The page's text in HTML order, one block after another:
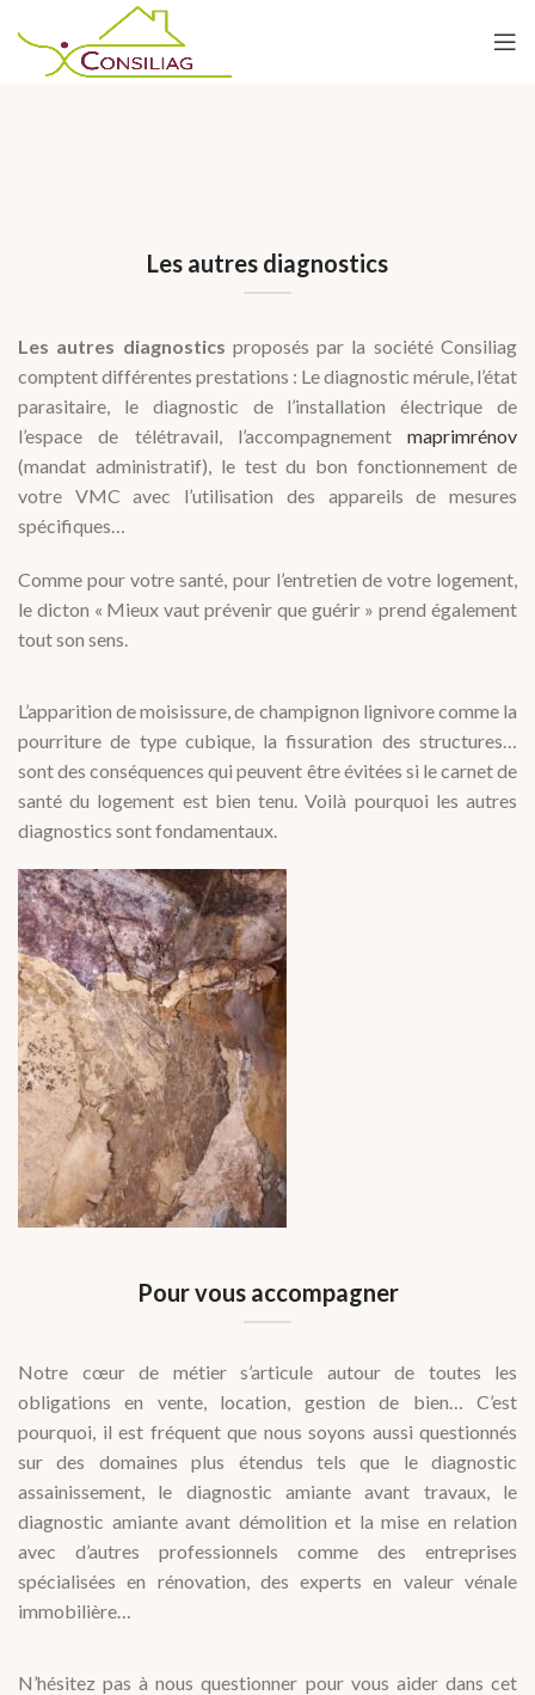
Les autres diagnostics
Les autres diagnostics proposés par la société Consiliag
comptent différentes prestations : Le diagnostic mérule, l’état
parasitaire, le diagnostic de l’installation électrique de
l’espace de télétravail, l’accompagnement maprimrénov
(mandat administratif), le test du bon fonctionnement de
votre VMC avec l’utilisation des appareils de mesures
spécifiques…
Comme pour votre santé, pour l’entretien de votre logement,
le dicton « Mieux vaut prévenir que guérir » prend également
tout son sens.
L’apparition de moisissure, de champignon lignivore comme la
pourriture de type cubique, la fissuration des structures…
sont des conséquences qui peuvent être évitées si le carnet de
santé du logement est bien tenu. Voilà pourquoi les autres
diagnostics sont fondamentaux.
Pour vous accompagner
Notre cœur de métier s’articule autour de toutes les
obligations en vente, location, gestion de bien… C’est
pourquoi, il est fréquent que nous soyons aussi questionnés
sur des domaines plus étendus tels que le diagnostic
assainissement, le diagnostic amiante avant travaux, le
diagnostic amiante avant démolition et la mise en relation
avec d’autres professionnels comme des entreprises
spécialisées en rénovation, des experts en valeur vénale
immobilière…
N’hésitez pas à nous questionner pour vous aider dans cet